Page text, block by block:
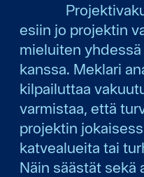
esiin jo projektin
mieluiten yhdessä
kanssa. Meklari
kilpailuttaa
varmistaa, että
projektin
katvealueita tai
Näin säästät sekä